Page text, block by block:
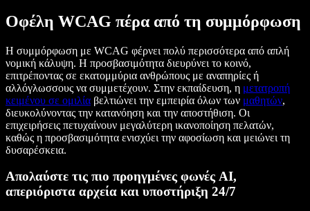
Οφέλη WCAG πέρα από τη συμμόρφωση
Η συμμόρφωση με WCAG φέρνει πολύ περισσότερα από απλή
νομική κάλυψη. Η προσβασιμότητα διευρύνει το κοινό,
επιτρέποντας σε εκατομμύρια ανθρώπους με αναπηρίες ή
αλλόγλωσσους να συμμετέχουν. Στην εκπαίδευση, η μετατροπή
κειμένου σε ομιλία βελτιώνει την εμπειρία όλων των μαθητών,
διευκολύνοντας την κατανόηση και την αποστήθιση. Οι
επιχειρήσεις πετυχαίνουν μεγαλύτερη ικανοποίηση πελατών,
καθώς η προσβασιμότητα ενισχύει την αφοσίωση και μειώνει τη
δυσαρέσκεια.
Απολαύστε τις πιο προηγμένες φωνές AI,
απεριόριστα αρχεία και υποστήριξη 24/7